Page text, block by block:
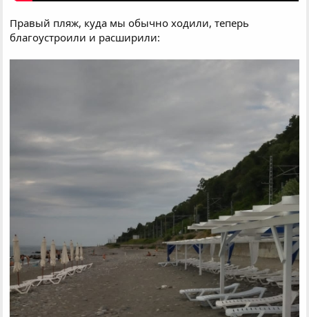
Правый пляж, куда мы обычно ходили, теперь
благоустроили и расширили: